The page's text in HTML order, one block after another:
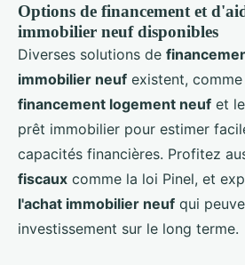
Options de financement et
immobilier neuf disponibles
Diverses solutions de
immobilier neuf existent,
financement logement neuf et
prêt immobilier pour estimer
capacités financières. Profitez
fiscaux comme la loi Pinel, et
l'achat immobilier neuf qui
investissement sur le long terme.